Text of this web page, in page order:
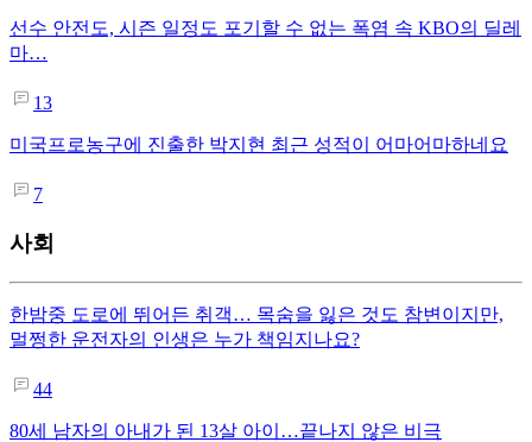
선수 안전도, 시즌 일정도 포기할 수 없는 폭염 속 KBO의 딜레
마…
13
미국프로농구에 진출한 박지현 최근 성적이 어마어마하네요
7
사회
한밤중 도로에 뛰어든 취객… 목숨을 잃은 것도 참변이지만,
멀쩡한 운전자의 인생은 누가 책임지나요?
44
80세 남자의 아내가 된 13살 아이…끝나지 않은 비극